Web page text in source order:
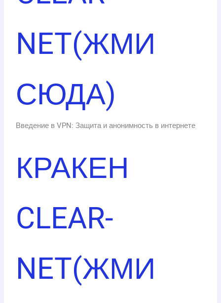
NET(ЖМИ
СЮДА)
Введение в VPN: Защита и анонимность в интернете
КРАКЕН
CLEAR-
NET(ЖМИ